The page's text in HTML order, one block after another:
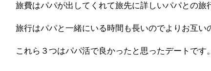
旅費はパパが出してくれて旅先に詳しいパパとの旅
旅行はパパと一緒にいる時間も長いのでよりお互い
これら３つはパパ活で良かったと思ったデートです。